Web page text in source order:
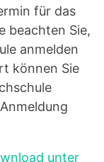
für das
beachten Sie,
anmelden
können Sie
unter